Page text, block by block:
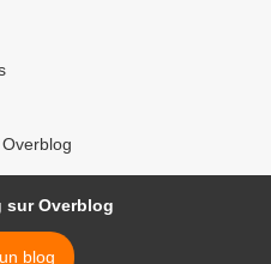
sur Overblog
blog